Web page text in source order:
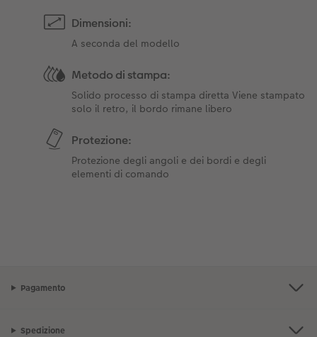
Dimensioni:
A seconda del modello
Metodo di stampa:
Solido processo di stampa diretta Viene stampato
solo il retro, il bordo rimane libero
Protezione:
Protezione degli angoli e dei bordi e degli
elementi di comando
Pagamento
Spedizione